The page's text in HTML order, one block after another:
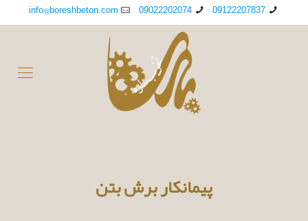
09122207837
09022202074
info@boreshbeton.com
پیمانکار برش بتن